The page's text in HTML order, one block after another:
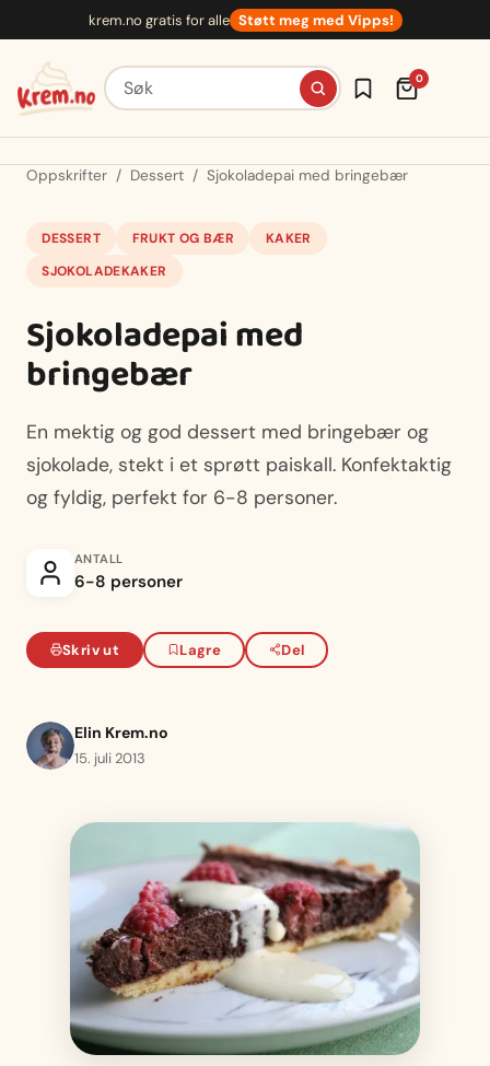
innhold
krem.no gratis for alle Støtt meg med Vipps!
Søk etter oppskrifter 0
Oppskrifter / Dessert / Sjokoladepai med bringebær
DESSERT FRUKT OG BÆR
KAKER
SJOKOLADEKAKER
Sjokoladepai med
bringebær
En mektig og god dessert med bringebær og
sjokolade, stekt i et sprøtt paiskall. Konfektaktig
og fyldig, perfekt for 6-8 personer.
ANTALL
6-8 personer
Skriv ut Lagre Del
Elin Krem.no
15. juli 2013